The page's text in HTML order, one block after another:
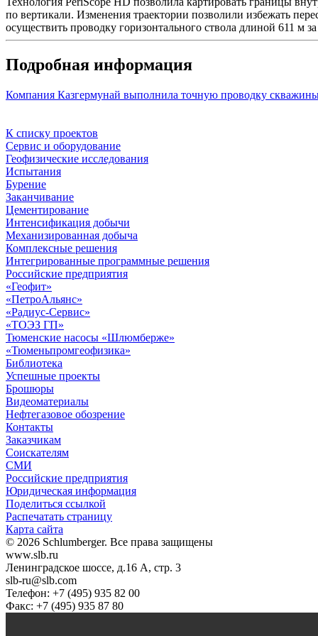
по вертикали. Изменения траектории позволили избежать
осуществить проводку горизонтального ствола длиной 611 м
Подробная информация
Компания Казгермунай выполнила точную проводку
К списку проектов
Сервис и оборудование
Геофизические исследования
Испытания
Бурение
Заканчивание
Цементирование
Интенсификация добычи
Механизированная добыча
Комплексные решения
Интегрированные программные решения
Российские предприятия
«Геофит»
«ПетроАльянс»
«Радиус-Сервис»
«ТОЭЗ ГП»
Тюменские насосы «Шлюмберже»
«Тюменьпромгеофизика»
Библиотека
Успешные проекты
Брошюры
Видеоматериалы
Нефтегазовое обозрение
Контакты
Заказчикам
Соискателям
СМИ
Российские предприятия
Юридическая информация
Поделиться ссылкой
Распечатать страницу
Карта сайта
© 2026 Schlumberger. Все права защищены
www.slb.ru
Ленинградское шоссе, д.16 А, стр. 3
slb-ru@slb.com
Телефон: +7 (495) 935 82 00
Факс: +7 (495) 935 87 80